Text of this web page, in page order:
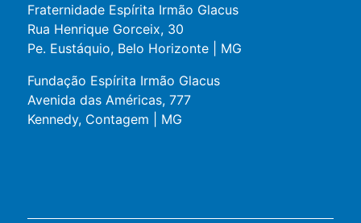
Fraternidade Espírita Irmão Glacus
Rua Henrique Gorceix, 30
Pe. Eustáquio, Belo Horizonte | MG
Fundação Espírita Irmão Glacus
Avenida das Américas, 777
Kennedy, Contagem | MG